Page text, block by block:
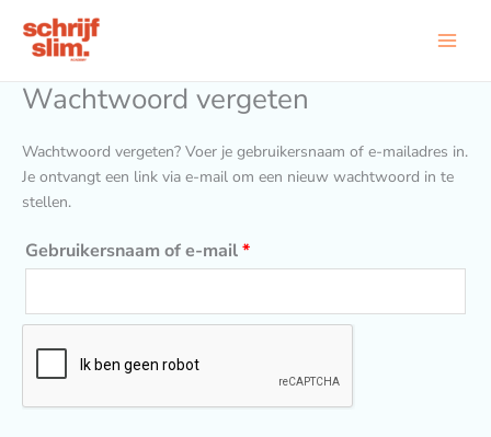
naar
inhoudWachtwoord vergeten
Wachtwoord vergeten? Voer je gebruikersnaam of e-mailadres in.
Je ontvangt een link via e-mail om een nieuw wachtwoord in te
stellen.
Gebruikersnaam of e-mail*